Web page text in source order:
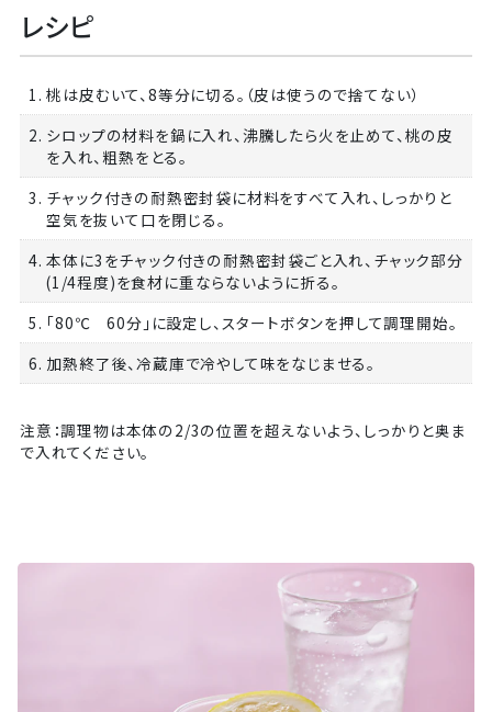
レシピ
1. 桃は皮むいて、8等分に切る。（皮は使うので捨てない）
2. シロップの材料を鍋に入れ、沸騰したら火を止めて、桃の皮
を入れ、粗熱をとる。
3. チャック付きの耐熱密封袋に材料をすべて入れ、しっかりと
空気を抜いて口を閉じる。
4. 本体に3をチャック付きの耐熱密封袋ごと入れ、チャック部分
(1/4程度)を食材に重ならないように折る。
5. 「80℃ 60分」に設定し、スタートボタンを押して調理開始。
6. 加熱終了後、冷蔵庫で冷やして味をなじませる。
注意：調理物は本体の2/3の位置を超えないよう、しっかりと奥ま
で入れてください。